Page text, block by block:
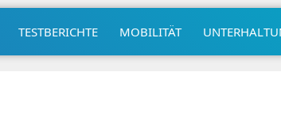
TESTBERICHTE MOBILITÄT